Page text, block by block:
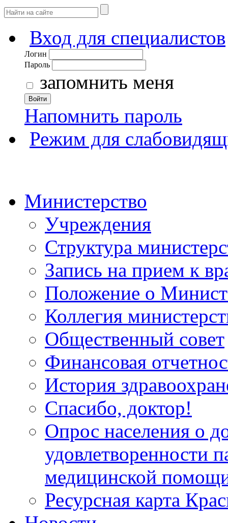
Вход для специалистов
Логин
Пароль
запомнить меня
Войти
Напомнить пароль
Режим для
Министерство
Учреждения
Структура
Запись на прием к
Положение о
Коллегия
Общественный совет
Финансовая
История
Спасибо, доктор!
Опрос населения о
удовлетворенности
медицинской
Ресурсная карта